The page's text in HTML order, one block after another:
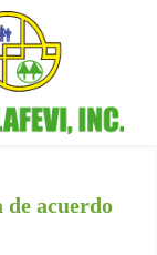
de acuerdo